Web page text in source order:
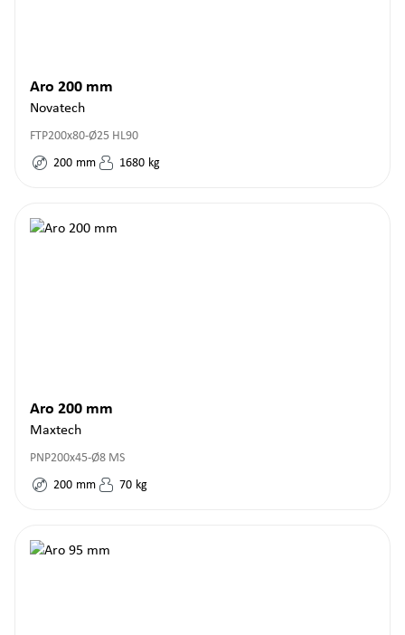
Aro 200 mm
Novatech
FTP200x80-Ø25 HL90
200 mm 1680 kg
Aro 200 mm
Maxtech
PNP200x45-Ø8 MS
200 mm 70 kg